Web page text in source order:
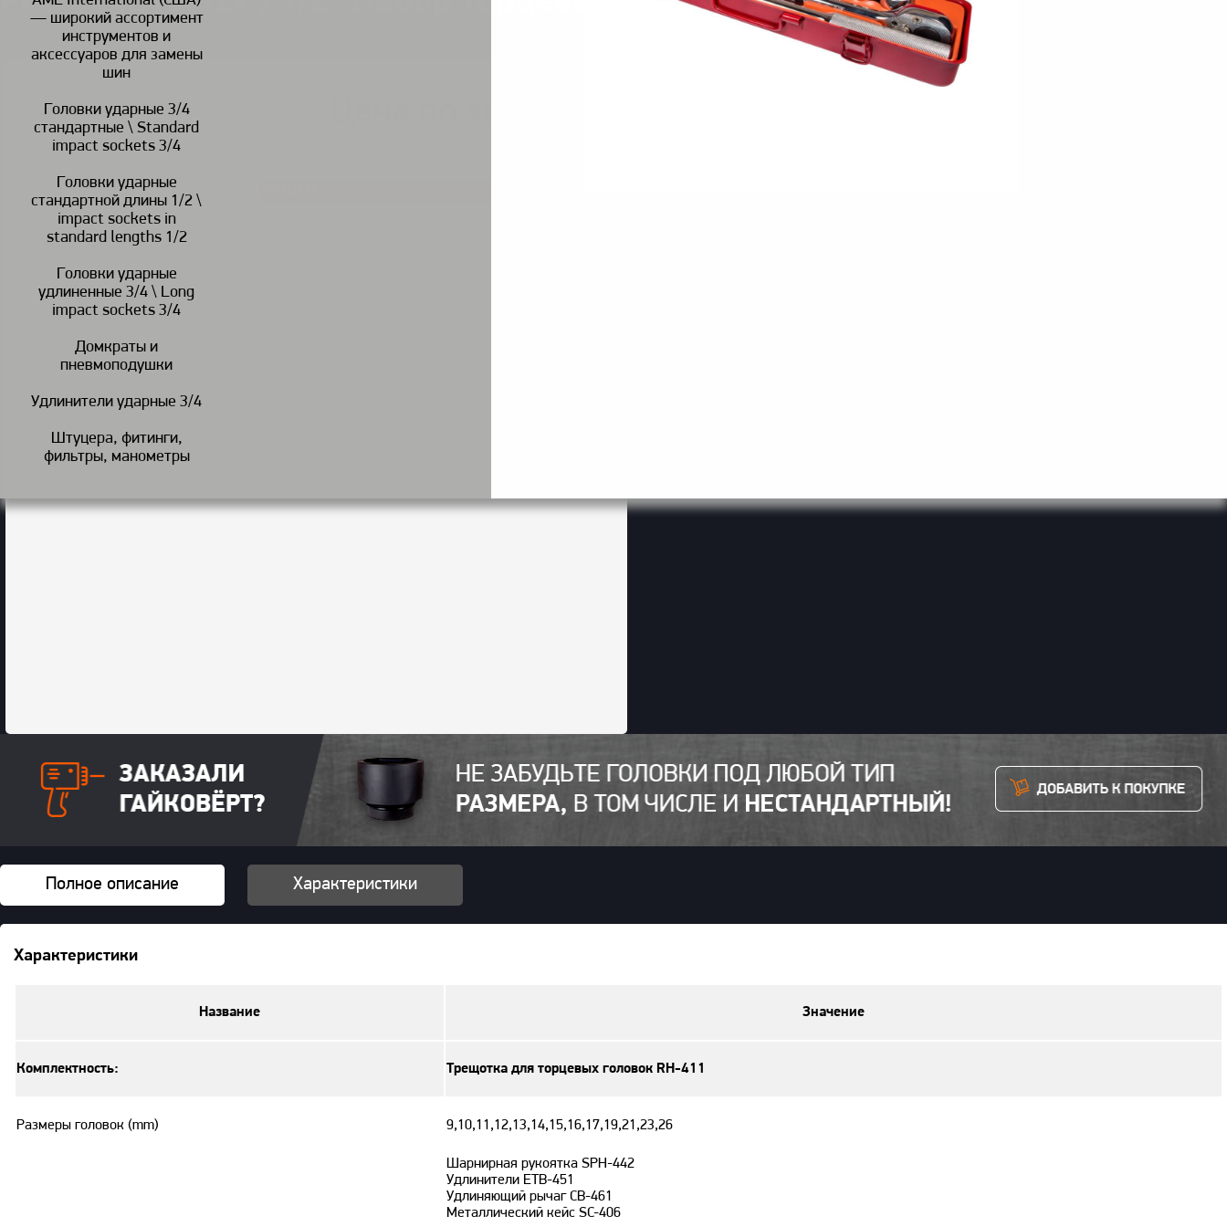
— широкий ассортимент
инструментов и
аксессуаров для замены
шин
Головки ударные 3/4
стандартные \ Standard
impact sockets 3/4
Головки ударные
стандартной длины 1/2 \
impact sockets in
standard lengths 1/2
Головки ударные
удлиненные 3/4 \ Long
impact sockets 3/4
Домкраты и
пневмоподушки
Удлинители ударные 3/4
Штуцера, фитинги,
фильтры, манометры
В наличии
>
Полное описание Характеристики
Характеристики
Название Значение
Комплектность: Трещотка для торцевых головок RH-411
Размеры головок (mm) 9,10,11,12,13,14,15,16,17,19,21,23,26
Шарнирная рукоятка SPH-442
Удлинители ETB-451
Удлиняющий рычаг CB-461
Металлический кейс SC-406